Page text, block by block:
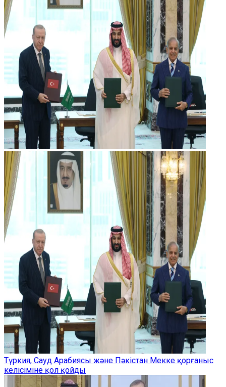
Түркия, Сауд Арабиясы және Пәкістан Мекке қорғаныс
келісіміне қол қойды